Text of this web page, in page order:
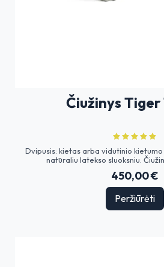
Čiužinys Tiger
Dvipusis: kietas arba vidutinio kietumo
natūraliu latekso sluoksniu.
450,00 €
Peržiūrėti